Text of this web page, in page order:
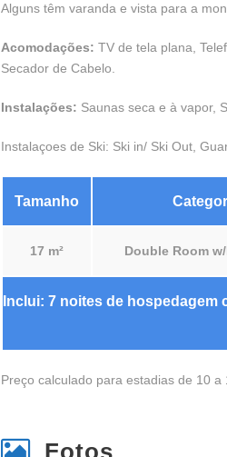
Alguns têm varanda e vista para a
Acomodações: TV de tela plana,
Secador de Cabelo.
Instalações: Saunas seca e à vapor,
Instalaçoes de Ski: Ski in/ Ski Out,
Tamanho
17 m² Double Room
Inclui: 7 noites de hospedagem
Preço calculado para estadias de 10
Fotos